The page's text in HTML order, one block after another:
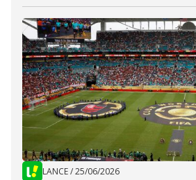
LANCE/25/06/2026